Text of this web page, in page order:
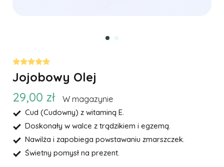
Jojobowy Olej
29,00 zł
W magazynie
Cud (Cudowny) z witaminą E.
Doskonały w walce z trądzikiem i egzemą.
Nawilża i zapobiega powstawaniu zmarszczek.
Świetny pomysł na prezent.